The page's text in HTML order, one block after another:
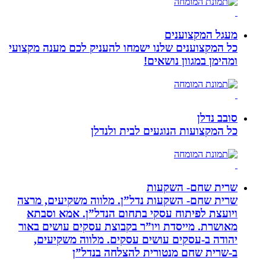
מעגל המקצוענים
כל המקצוענים שלנו ישמחו להעניק לכם מענה מקצועי
ומהימן במגוון נושאים!
סובב נדלן
כל המקצועות הנוגעים לבית ולנדלן
שרית שחם- השקעות
שרית שחם- השקעות נדל”ן. מלווה משקיעים, מרצה
ויועצת לפיתוח עסקי בתחום הנדל”ן. אמא וסבתא
מאושרת. ‏מייסדת ויו”ר בקבוצת עסקים עושים באור
יהודה‏ ב-‏עסקים עושים עסקים‏. ‏מלווה משקיעים,
ב-‏שרית שחם מנטורית להצלחה בנדל”ן‏